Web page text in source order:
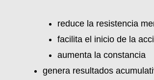
reduce la resistencia
facilita el inicio de la
aumenta la constancia
genera resultados